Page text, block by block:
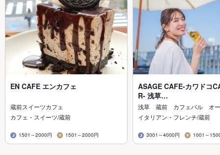
EN CAFE エンカフェ
蔵前スイーツカフェ
カフェ・スイーツ/蔵前
1501～2000円 1501～2000円
ASAGE CAFE-カワドコ
R- 浅草…
浅草 蔵前 カフェバル オー
イタリアン・フレンチ/蔵前
3001～4000円 1001～